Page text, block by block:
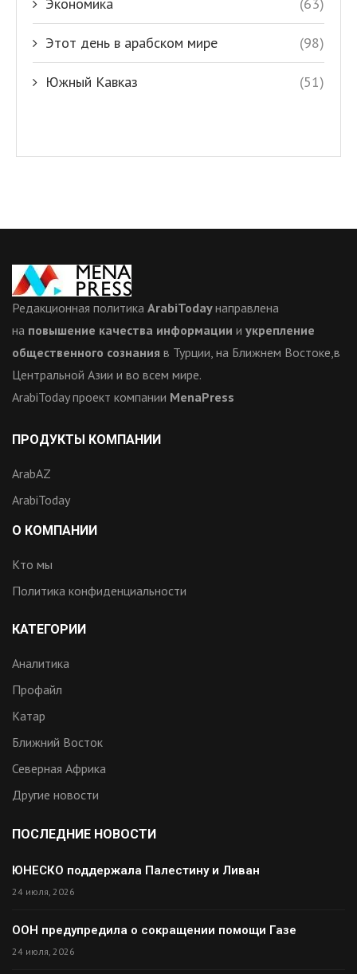
Этот день в арабском мире (98)
Южный Кавказ (51)
Редакционная политика ArabiTodayнаправлена
на повышение качества информации и укрепление
общественного сознания в Турции, на Ближнем Востоке,в
Центральной Азии и во всем мире.
ArabiToday проект компании MenaPress
ПРОДУКТЫ КОМПАНИИ
ArabAZ
ArabiToday
О КОМПАНИИ
Кто мы
Политика конфиденциальности
КАТЕГОРИИ
Аналитика
Профайл
Катар
Ближний Восток
Северная Африка
Другие новости
ПОСЛЕДНИЕ НОВОСТИ
ЮНЕСКО поддержала Палестину и Ливан
24 июля, 2026
ООН предупредила о сокращении помощи Газе
24 июля, 2026